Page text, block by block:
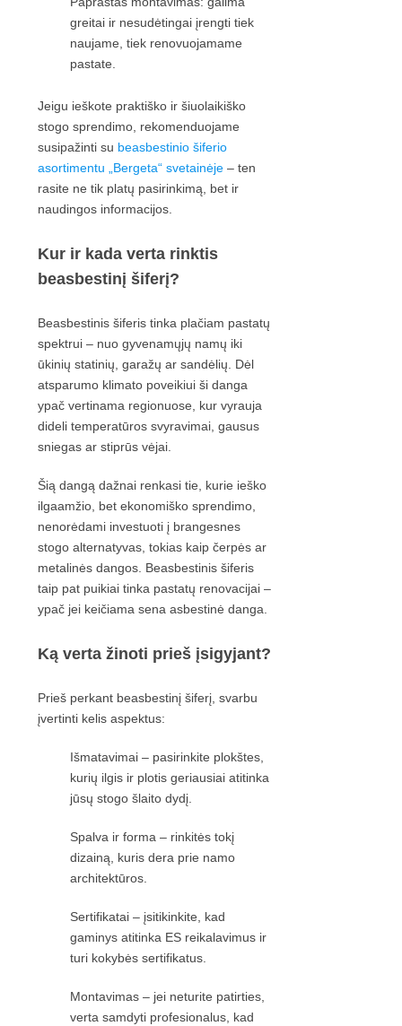
greitai ir nesudėtingai įrengti tiek
naujame, tiek renovuojamame
pastate.
Jeigu ieškote praktiško ir šiuolaikiško
stogo sprendimo, rekomenduojame
susipažinti su beasbestinio šiferio
asortimentu „Bergeta“ svetainėje – ten
rasite ne tik platų pasirinkimą, bet ir
naudingos informacijos.
Kur ir kada verta rinktis
beasbestinį šiferį?
Beasbestinis šiferis tinka plačiam pastatų
spektrui – nuo gyvenamųjų namų iki
ūkinių statinių, garažų ar sandėlių. Dėl
atsparumo klimato poveikiui ši danga
ypač vertinama regionuose, kur vyrauja
dideli temperatūros svyravimai, gausus
sniegas ar stiprūs vėjai.
Šią dangą dažnai renkasi tie, kurie ieško
ilgaamžio, bet ekonomiško sprendimo,
nenorėdami investuoti į brangesnes
stogo alternatyvas, tokias kaip čerpės ar
metalinės dangos. Beasbestinis šiferis
taip pat puikiai tinka pastatų renovacijai –
ypač jei keičiama sena asbestinė danga.
Ką verta žinoti prieš įsigyjant?
Prieš perkant beasbestinį šiferį, svarbu
įvertinti kelis aspektus:
Išmatavimai – pasirinkite plokštes,
kurių ilgis ir plotis geriausiai atitinka
jūsų stogo šlaito dydį.
Spalva ir forma – rinkitės tokį
dizainą, kuris dera prie namo
architektūros.
Sertifikatai – įsitikinkite, kad
gaminys atitinka ES reikalavimus ir
turi kokybės sertifikatus.
Montavimas – jei neturite patirties,
verta samdyti profesionalus, kad